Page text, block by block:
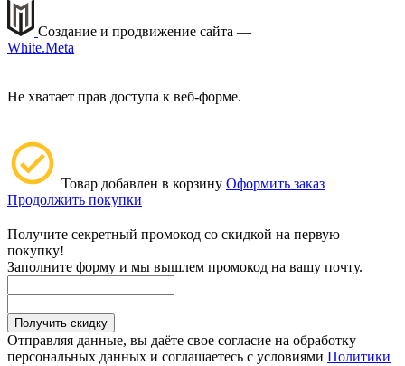
Создание и продвижение сайта —
White.Meta
Не хватает прав доступа к веб-форме.
Товар добавлен в корзину Оформить заказ
Продолжить покупки
Получите секретный промокод со скидкой на первую
покупку!
Заполните форму и мы вышлем промокод на вашу почту.
Получить скидку
Отправляя данные, вы даёте свое согласие на обработку
персональных данных и соглашаетесь с условиями Политики